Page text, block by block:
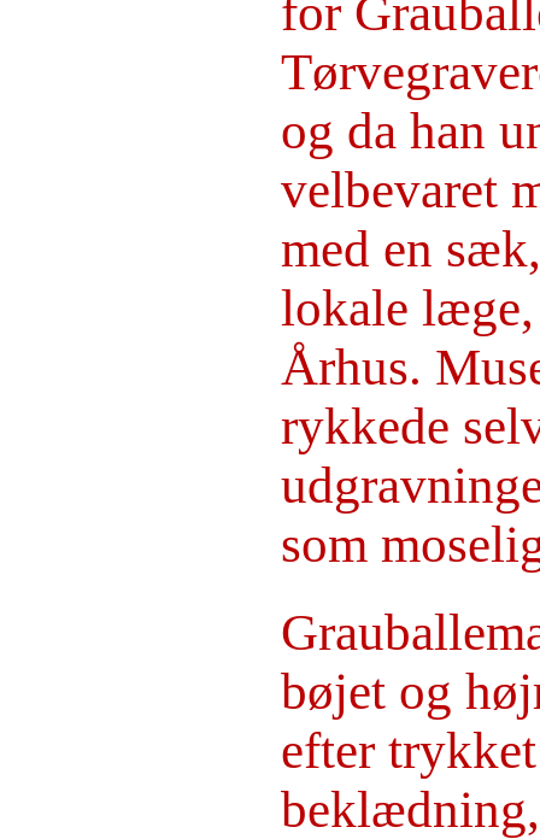
for
og da han
velbevaret
med en
lokale
Århus.
rykkede
som
bøjet og
efter